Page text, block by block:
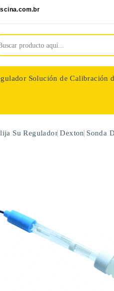
Solución de Calibración
Su Regulador Dexton Sonda